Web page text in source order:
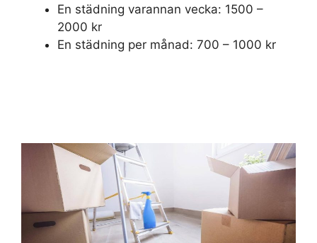
En städning varannan vecka: 1500 –
2000 kr
En städning per månad: 700 – 1000 kr